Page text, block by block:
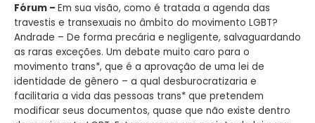
Fórum – Em sua visão, como é tratada a agenda das
travestis e transexuais no âmbito do movimento LGBT?
Andrade – De forma precária e negligente, salvaguardando
as raras exceções. Um debate muito caro para o
movimento trans*, que é a aprovação de uma lei de
identidade de gênero – a qual desburocratizaria e
facilitaria a vida das pessoas trans* que pretendem
modificar seus documentos, quase que não existe dentro